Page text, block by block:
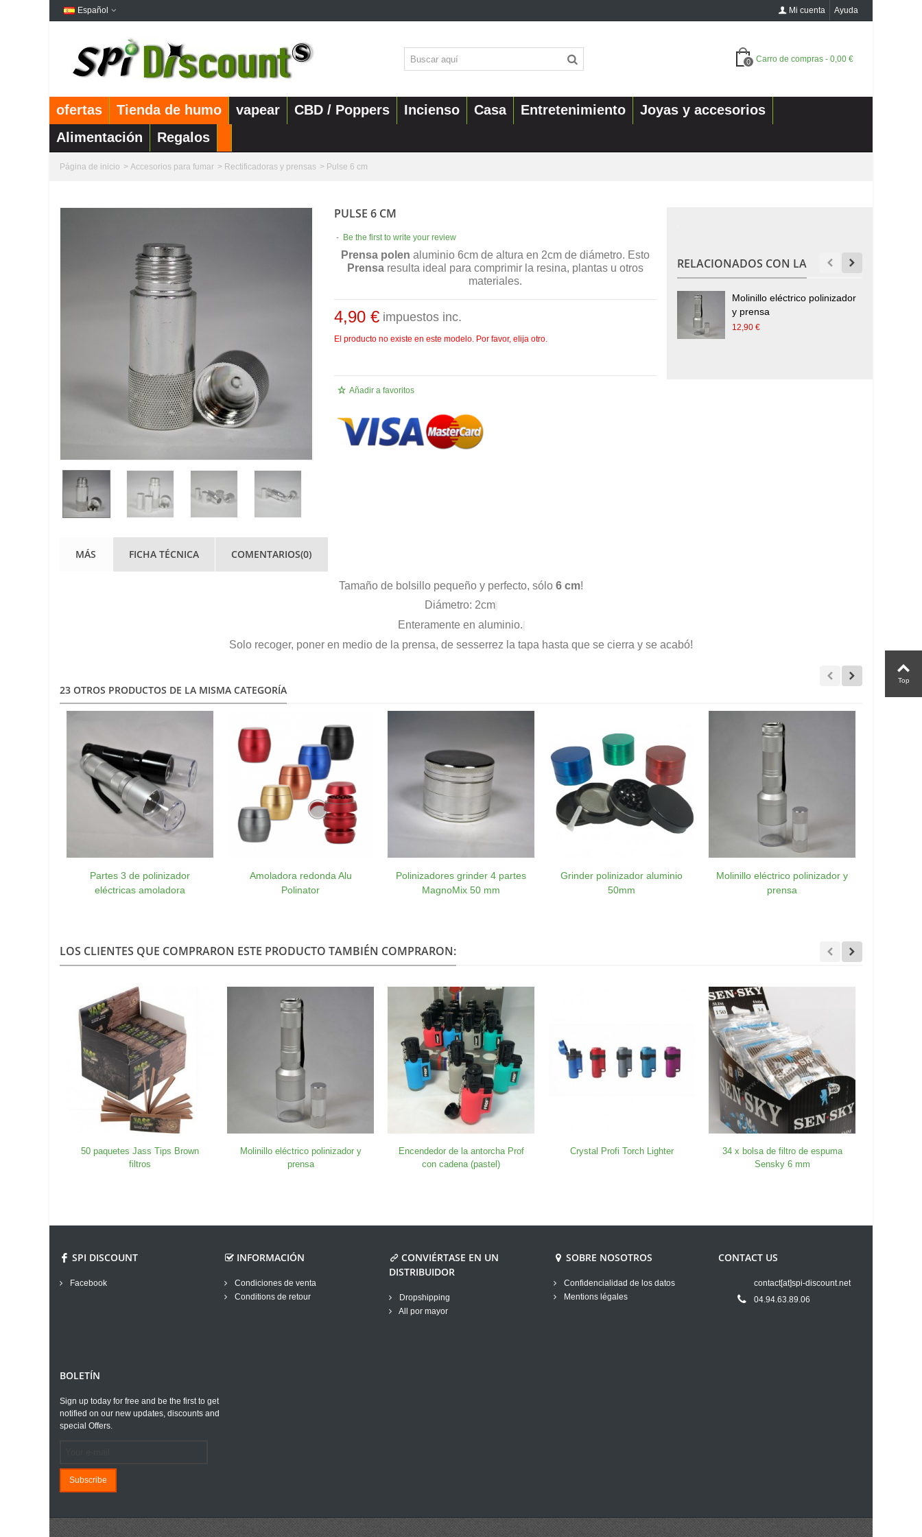
Español Ayuda
Mi cuenta
0 Carro de compras - 0,00 €
ofertas Tienda de humo vapear CBD / Poppers Incienso Casa Entretenimiento
Joyas y accesorios
Alimentación
Regalos
Página de inicio > Accesorios para fumar > Rectificadoras y prensas > Pulse 6 cm
PULSE 6 CM
- Be the first to write your review
Prensa polen aluminio 6cm de altura en 2cm de diámetro. Esto
Prensaresulta ideal para comprimir la resina, plantas u otros
materiales.
4,90 € impuestos inc.
El producto no existe en este modelo. Por favor, elija otro.
Añadir a favoritos
RELACIONADOS CON LA
Molinillo eléctrico polinizador
y prensa
12,90 €
MÁS FICHA TÉCNICA COMENTARIOS(0)
Tamaño de bolsillo pequeño y perfecto, sólo 6 cm!
Diámetro: 2cm
Enteramente en aluminio.
Solo recoger, poner en medio de la prensa, de sesserrez la tapa hasta que se cierra y se acabó!
23 OTROS PRODUCTOS DE LA MISMA CATEGORÍA
Partes 3 de polinizador
eléctricas amoladora
Amoladora redonda Alu
Polinator
Polinizadores grinder 4 partes
MagnoMix 50 mm
Grinder polinizador aluminio
50mm
Molinillo eléctrico polinizador y
prensa
LOS CLIENTES QUE COMPRARON ESTE PRODUCTO TAMBIÉN COMPRARON:
50 paquetes Jass Tips Brown
filtros
Molinillo eléctrico polinizador y
prensa
Encendedor de la antorcha Prof
con cadena (pastel)
Crystal Profi Torch Lighter
34 x bolsa de filtro de espuma
Sensky 6 mm
SPI DISCOUNT
Facebook
INFORMACIÓN
Condiciones de venta
Conditions de retour
CONVIÉRTASE EN UN
DISTRIBUIDOR
Dropshipping
All por mayor
SOBRE NOSOTROS
Confidencialidad de los datos
Mentions légales
CONTACT US
contact[at]spi-discount.net
04.94.63.89.06
BOLETÍN
Sign up today for free and be the first to get
notified on our new updates, discounts and
special Offers.
Subscribe
Top